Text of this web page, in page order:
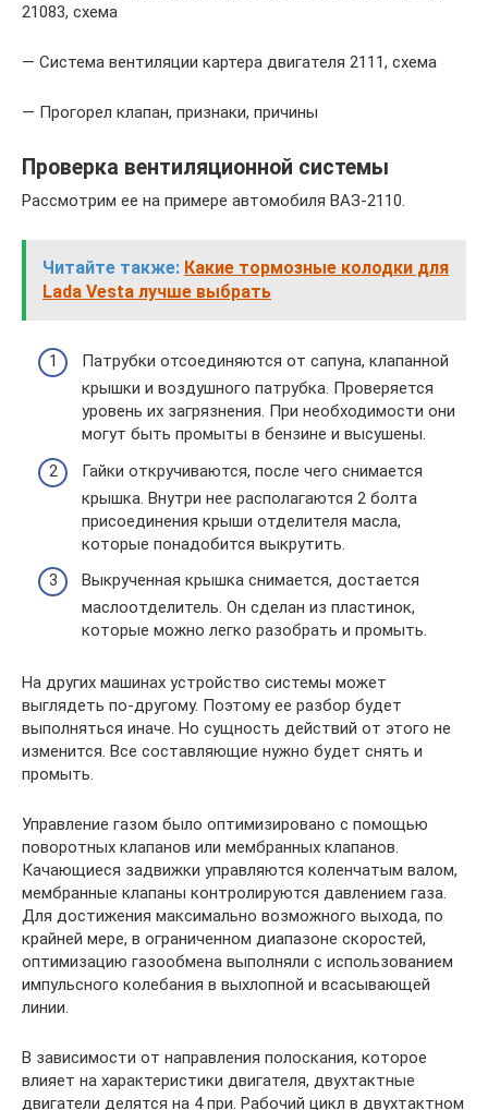
21083, схема
— Система вентиляции картера двигателя 2111, схема
— Прогорел клапан, признаки, причины
Проверка вентиляционной системы
Рассмотрим ее на примере автомобиля ВАЗ-2110.
Читайте также: Какие тормозные колодки для
Lada Vesta лучше выбрать
Патрубки отсоединяются от сапуна, клапанной
крышки и воздушного патрубка. Проверяется
уровень их загрязнения. При необходимости они
могут быть промыты в бензине и высушены.
Гайки откручиваются, после чего снимается
крышка. Внутри нее располагаются 2 болта
присоединения крыши отделителя масла,
которые понадобится выкрутить.
Выкрученная крышка снимается, достается
маслоотделитель. Он сделан из пластинок,
которые можно легко разобрать и промыть.
На других машинах устройство системы может
выглядеть по-другому. Поэтому ее разбор будет
выполняться иначе. Но сущность действий от этого не
изменится. Все составляющие нужно будет снять и
промыть.
Управление газом было оптимизировано с помощью
поворотных клапанов или мембранных клапанов.
Качающиеся задвижки управляются коленчатым валом,
мембранные клапаны контролируются давлением газа.
Для достижения максимально возможного выхода, по
крайней мере, в ограниченном диапазоне скоростей,
оптимизацию газообмена выполняли с использованием
импульсного колебания в выхлопной и всасывающей
линии.
В зависимости от направления полоскания, которое
влияет на характеристики двигателя, двухтактные
двигатели делятся на 4 при. Рабочий цикл в двухтактном